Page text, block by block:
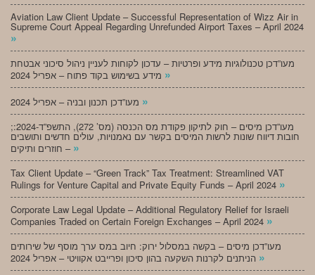
Aviation Law Client Update – Successful Representation of Wizz Air in
Supreme Court Appeal Regarding Unrefunded Airport Taxes – April 2024
»
מעו”דכן טכנולוגיות מידע ופרטיות – עדכון לקוחות לעניין ניהול סיכוני אבטחת
»
»
;מעו”דכן מיסים – חוק לתיקון פקודת מס הכנסה (מס’ 272), התשפ”ד-2024:
חובות דיווח שונות לרשות המיסים בקשר עם נאמנויות, עולים חדשים ותושבים
חוזרים ותיקים – »
Tax Client Update – “Green Track” Tax Treatment: Streamlined VAT
Rulings for Venture Capital and Private Equity Funds – April 2024 »
Corporate Law Legal Update – Additional Regulatory Relief for Israeli
Companies Traded on Certain Foreign Exchanges – April 2024 »
מעו”דכן מיסים – בקשה במסלול ירוק: חיוב במס ערך מוסף של שירותים
»